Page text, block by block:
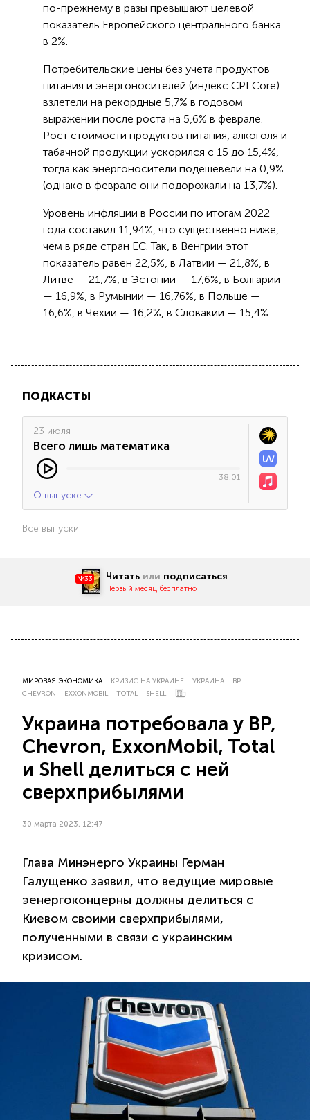
по-прежнему в разы превышают целевой
показатель Европейского центрального банка
в 2%.
Потребительские цены без учета продуктов
питания и энергоносителей (индекс CPI Core)
взлетели на рекордные 5,7% в годовом
выражении после роста на 5,6% в феврале.
Рост стоимости продуктов питания, алкоголя и
табачной продукции ускорился с 15 до 15,4%,
тогда как энергоносители подешевели на 0,9%
(однако в феврале они подорожали на 13,7%).
Уровень инфляции в России по итогам 2022
года составил 11,94%, что существенно ниже,
чем в ряде стран ЕС. Так, в Венгрии этот
показатель равен 22,5%, в Латвии — 21,8%, в
Литве — 21,7%, в Эстонии — 17,6%, в Болгарии
— 16,9%, в Румынии — 16,76%, в Польше —
16,6%, в Чехии — 16,2%, в Словакии — 15,4%.
ПОДКАСТЫ
23 июля
Всего лишь математика
38:01
О выпуске
Все выпуски
№33 Читать или подписаться
Первый месяц бесплатно
МИРОВАЯ ЭКОНОМИКА КРИЗИС НА УКРАИНЕ УКРАИНА
BP
CHEVRON
EXXONMOBIL TOTAL SHELL
Украина потребовала у BP,
Chevron, ExxonMobil, Total
и Shell делиться с ней
сверхприбылями
30 марта 2023, 12:47
Глава Минэнерго Украины Герман
Галущенко заявил, что ведущие мировые
эенергоконцерны должны делиться с
Киевом своими сверхприбылями,
полученными в связи с украинским
кризисом.